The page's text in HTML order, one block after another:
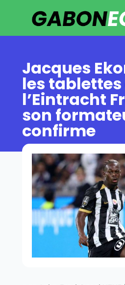
Jacques
les tablettes
l’Eintracht
son
confirme